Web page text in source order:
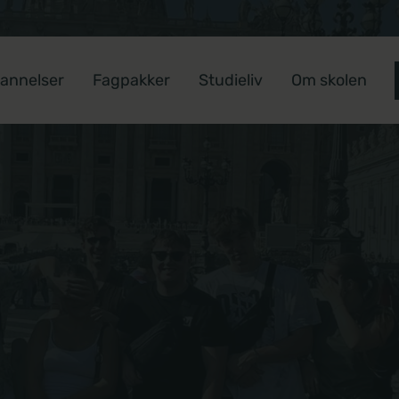
Fagpakker Studieliv Om skolen